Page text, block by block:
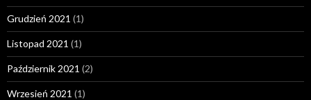
Grudzień 2021 (1)
Listopad 2021 (1)
Październik 2021 (2)
Wrzesień 2021 (1)